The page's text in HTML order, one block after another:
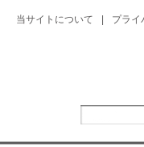
当サイトについて プライ